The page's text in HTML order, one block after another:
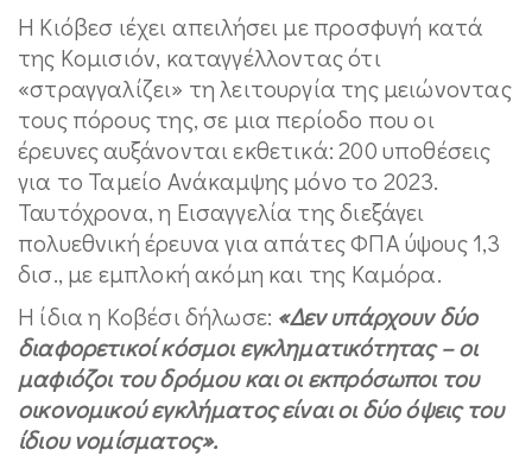
Η Κιόβεσ ιέχει απειλήσει με προσφυγή κατά
της Κομισιόν, καταγγέλλοντας ότι
«στραγγαλίζει» τη λειτουργία της μειώνοντας
τους πόρους της, σε μια περίοδο που οι
έρευνες αυξάνονται εκθετικά: 200 υποθέσεις
για το Ταμείο Ανάκαμψης μόνο το 2023.
Ταυτόχρονα, η Εισαγγελία της διεξάγει
πολυεθνική έρευνα για απάτες ΦΠΑ ύψους 1,3
δισ., με εμπλοκή ακόμη και της Καμόρα.
Η ίδια η Κοβέσι δήλωσε: «Δεν υπάρχουν δύο
διαφορετικοί κόσμοι εγκληματικότητας – οι
μαφιόζοι του δρόμου και οι εκπρόσωποι του
οικονομικού εγκλήματος είναι οι δύο όψεις του
ίδιου νομίσματος».